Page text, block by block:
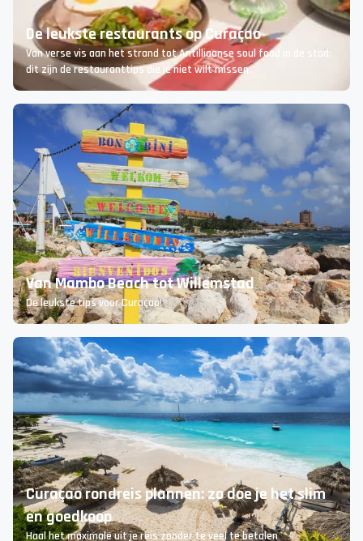
De leukste restaurants op Curaçao
Van verse vis aan het strand tot Antilliaanse soul food in de stad:
dit zijn de restauranttips die je niet wilt missen.
Van Mambo Beach tot Willemstad
De leukste tips voor Curaçao!
Curaçao rondreis plannen: zo doe je het slim
en goedkoop